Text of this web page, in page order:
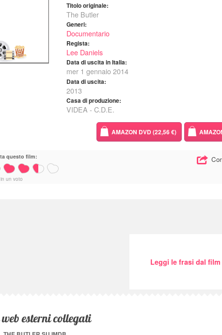
Titolo originale:
The Butler
Generi:
Documentario
Regista:
Lee Daniels
Data di uscita in Italia:
mer 1 gennaio 2014
Data di uscita:
2013
Casa di produzione:
VIDEA - C.D.E.
AMAZON DVD (22,56 €)
questo film:
in un voto
Leggi le frasi dal
esterni collegati